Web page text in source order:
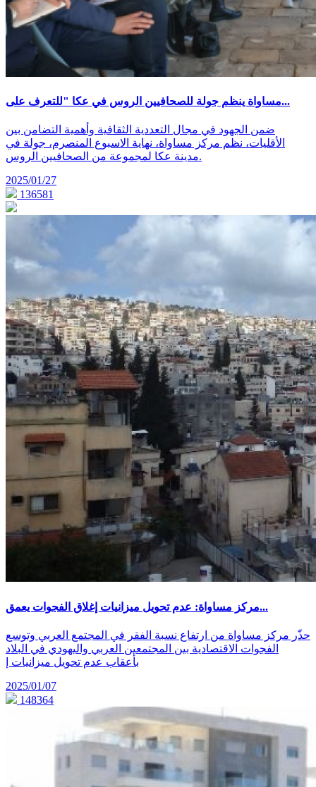
مساواة ينظم جولة للصحافيين الروس في عكا "للتعرف على...
ضمن الجهود في مجال التعددية الثقافية وأهمية التضامن بين
الأقليات، نظم مركز مساواة، نهاية الاسبوع المنصرم، جولة في
مدينة عكا لمجموعة من الصحافيين الروس.
2025/01/27
136581
مركز مساواة: عدم تحويل ميزانيات إغلاق الفجوات يعمق...
حذّر مركز مساواة من ارتفاع نسبة الفقر في المجتمع العربي وتوسع
الفجوات الاقتصادية بين المجتمعين العربي واليهودي في البلاد
بأعقاب عدم تحويل ميزانيات إ
2025/01/07
148364